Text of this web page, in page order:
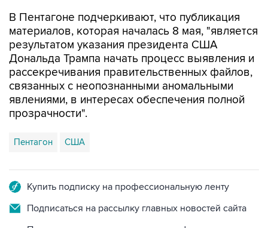
В Пентагоне подчеркивают, что публикация
материалов, которая началась 8 мая, "является
результатом указания президента США
Дональда Трампа начать процесс выявления и
рассекречивания правительственных файлов,
связанных с неопознанными аномальными
явлениями, в интересах обеспечения полной
прозрачности".
Пентагон США
Купить подписку на профессиональную ленту
Подписаться на рассылку главных новостей сайта